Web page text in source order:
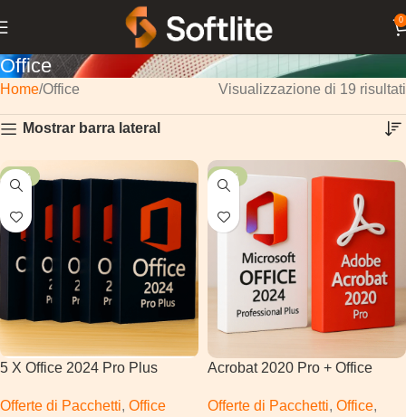
0
Office
Home Office Visualizzazione di 19 risultati
Mostrar barra lateral
-60%
5 X Office 2024 Pro Plus
Offerte di Pacchetti, Office
-50%
Acrobat 2020 Pro + Office
Offerte di Pacchetti, Office,